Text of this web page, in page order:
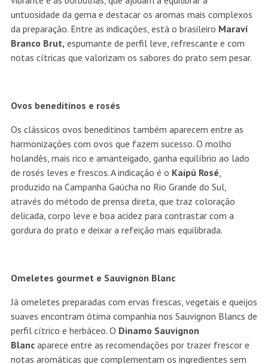
untuosidade da gema e destacar os aromas mais complexos
da preparação. Entre as indicações, está o brasileiro Maraví
Branco Brut, espumante de perfil leve, refrescante e com
notas cítricas que valorizam os sabores do prato sem pesar.
Ovos beneditinos e rosés
Os clássicos ovos beneditinos também aparecem entre as
harmonizações com ovos que fazem sucesso. O molho
holandês, mais rico e amanteigado, ganha equilíbrio ao lado
de rosés leves e frescos. A indicação é o Kaipú Rosé,
produzido na Campanha Gaúcha no Rio Grande do Sul,
através do método de prensa direta, que traz coloração
delicada, corpo leve e boa acidez para contrastar com a
gordura do prato e deixar a refeição mais equilibrada.
Omeletes gourmet e Sauvignon Blanc
Já omeletes preparadas com ervas frescas, vegetais e queijos
suaves encontram ótima companhia nos Sauvignon Blancs de
perfil cítrico e herbáceo. O Dinamo Sauvignon
Blanc aparece entre as recomendações por trazer frescor e
notas aromáticas que complementam os ingredientes sem